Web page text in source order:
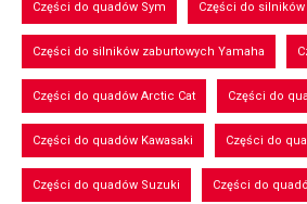
Części do quadów Sym Części do
Części do silników zaburtowych Yamaha
Części do quadów Arctic Cat Części do
Części do quadów Kawasaki Części do
Części do quadów Suzuki Części do